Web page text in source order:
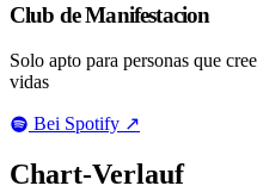
Club de Manifestacion
Solo apto para personas que
vidas
Bei Spotify ↗
Chart-Verlauf